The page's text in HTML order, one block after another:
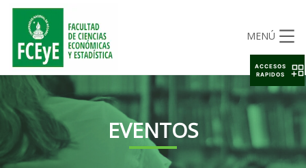
MENÚ
EVENTOS
ACCESOS
RAPIDOS